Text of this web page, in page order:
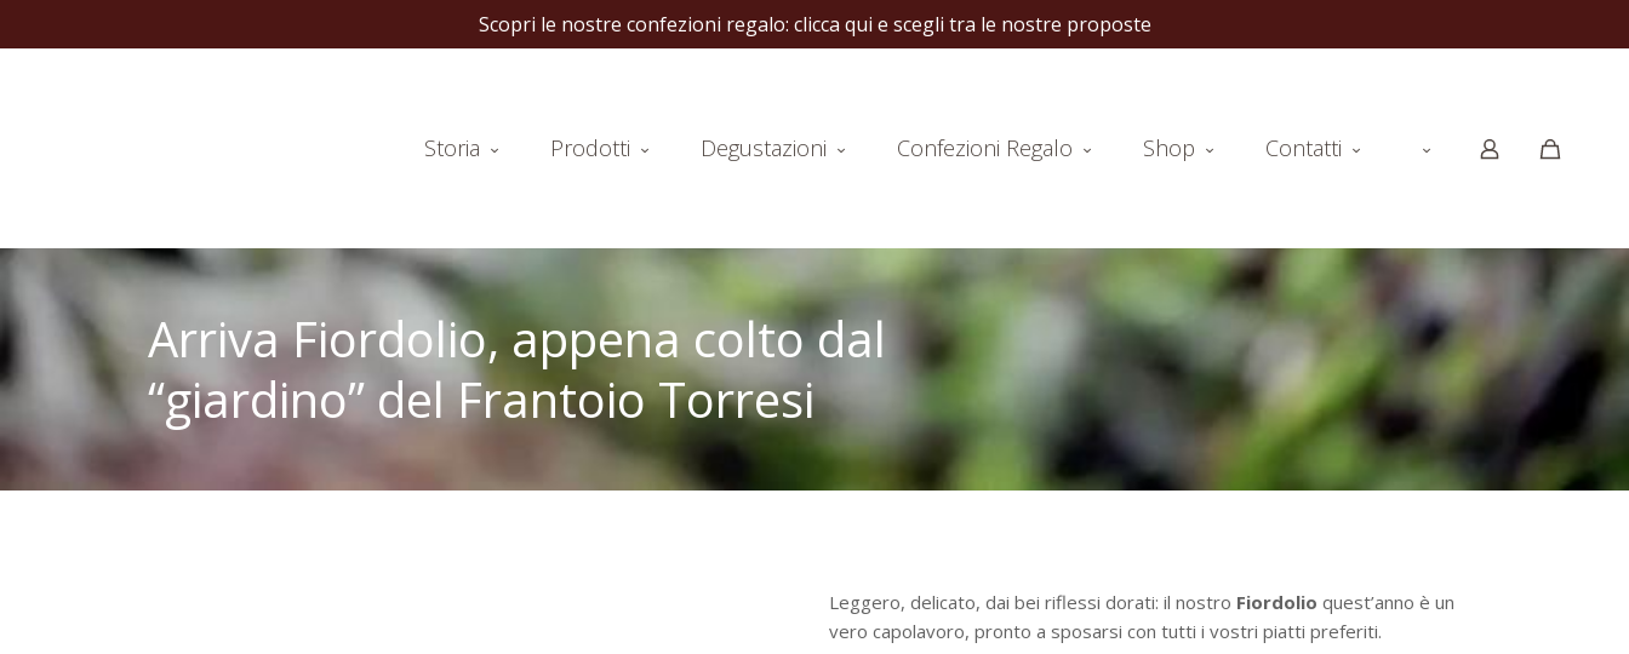
Scegli il formato ideale per la tua dispensa:clicca qui per sfogliare le nostre proposte
Storia Prodotti Degustazioni Confezioni Regalo Shop Contatti
Arriva Fiordolio, appena colto dal
“giardino” del Frantoio Torresi
Leggero, delicato, dai bei riflessi dorati: il nostro Fiordolio quest’anno è un
vero capolavoro, pronto a sposarsi con tutti i vostri piatti preferiti.